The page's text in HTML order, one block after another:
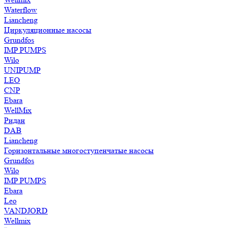
Waterflow
Liancheng
Циркуляционные насосы
Grundfos
IMP PUMPS
Wilo
UNIPUMP
LEO
CNP
Ebara
WellMix
Ридан
DAB
Liancheng
Горизонтальные многоступенчатые насосы
Grundfos
Wilo
IMP PUMPS
Ebara
Leo
VANDJORD
Wellmix